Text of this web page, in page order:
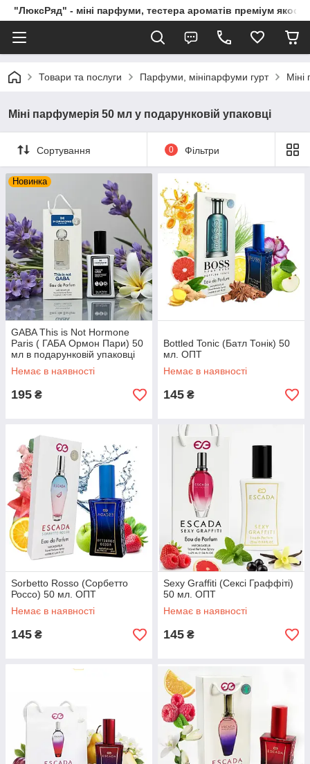
"ЛюксРяд" - міні парфуми, тестера ароматів преміум
Товари та послуги Парфуми, мініпарфуми гурт Міні
Міні парфумерія 50 мл у подарунковій упаковці
Сортування 0 Фільтри
Новинка
GABA This is Not Hormone
Paris ( ГАБА Ормон Пари) 50
мл в подарунковій упаковці
Немає в наявності
195 ₴
Bottled Tonic (Батл Тонік) 50
мл. ОПТ
Немає в наявності
145 ₴
Sorbetto Rosso (Сорбетто
Россо) 50 мл. ОПТ
Немає в наявності
145 ₴
Sexy Graffiti (Сексі Граффіті)
50 мл. ОПТ
Немає в наявності
145 ₴